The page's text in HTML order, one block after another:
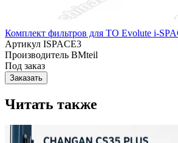
Комплект фильтров для ТО Evolute i-
Артикул ISPACE3
Производитель BMteil
Под заказ
Заказать
Читать также